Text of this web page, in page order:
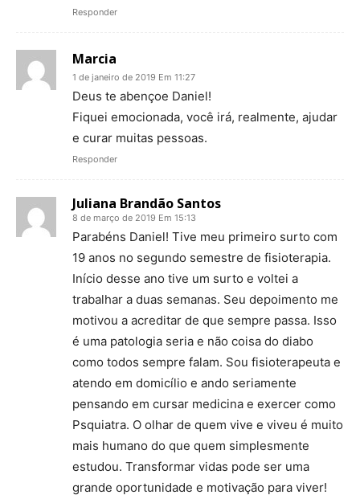
Responder
Marcia
1 de janeiro de 2019 Em 11:27
Deus te abençoe Daniel!
Fiquei emocionada, você irá, realmente, ajudar
e curar muitas pessoas.
Responder
Juliana Brandão Santos
8 de março de 2019 Em 15:13
Parabéns Daniel! Tive meu primeiro surto com
19 anos no segundo semestre de fisioterapia.
Início desse ano tive um surto e voltei a
trabalhar a duas semanas. Seu depoimento me
motivou a acreditar de que sempre passa. Isso
é uma patologia seria e não coisa do diabo
como todos sempre falam. Sou fisioterapeuta e
atendo em domicílio e ando seriamente
pensando em cursar medicina e exercer como
Psquiatra. O olhar de quem vive e viveu é muito
mais humano do que quem simplesmente
estudou. Transformar vidas pode ser uma
grande oportunidade e motivação para viver!